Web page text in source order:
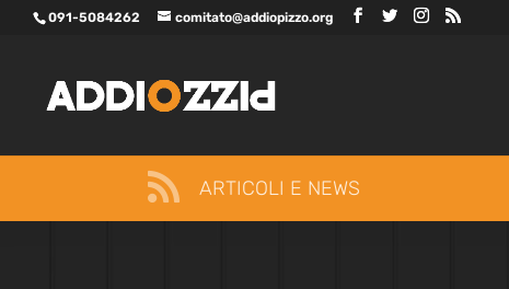
091-5084262 comitato@addiopizzo.org
 ARTICOLI E NEWS